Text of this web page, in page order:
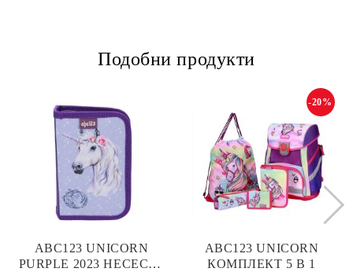
Подобни продукти
ABC123 UNICORN
PURPLE 2023 НЕСЕСЕР
ABC123 UNICORN
КОМПЛЕКТ 5 В 1
-20%